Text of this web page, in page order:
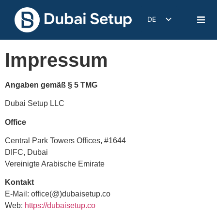
DE
Impressum
Angaben gemäß § 5 TMG
Dubai Setup LLC
Office
Central Park Towers Offices, #1644
DIFC, Dubai
Vereinigte Arabische Emirate
Kontakt
E-Mail: office(@)dubaisetup.co
Web: https://dubaisetup.co